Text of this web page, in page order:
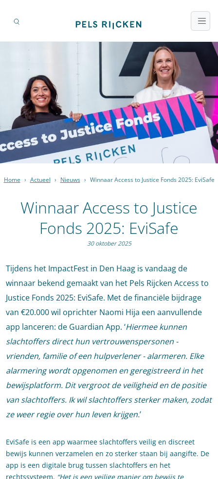
Home › Actueel › Nieuws › Winnaar Access to Justice Fonds 2025: EviSafe
Winnaar Access to Justice
Fonds 2025: EviSafe
30 oktober 2025
Tijdens het ImpactFest in Den Haag is vandaag de
winnaar bekend gemaakt van het Pels Rijcken Access to
Justice Fonds 2025: EviSafe. Met de financiële bijdrage
van €20.000 wil oprichter Naomi Hija een aanvullende
app lanceren: de Guardian App. ‘Hiermee kunnen
slachtoffers direct hun vertrouwenspersonen -
vrienden, familie of een hulpverlener - alarmeren. Elke
alarmering wordt opgenomen en geregistreerd in het
bewijsplatform. Dit vergroot de veiligheid en de positie
van slachtoffers. Ik wil slachtoffers sterker maken, zodat
ze weer regie over hun leven krijgen.’
EviSafe is een app waarmee slachtoffers veilig en discreet
bewijs kunnen verzamelen en zo sterker staan bij aangifte. De
app is een digitale brug tussen slachtoffers en het
rechtssysteem. “Het is een veilige manier om bewijs te